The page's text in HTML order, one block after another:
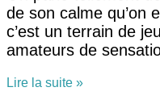
de son calme qu’on
c’est un terrain de
amateurs de
Lire la suite »